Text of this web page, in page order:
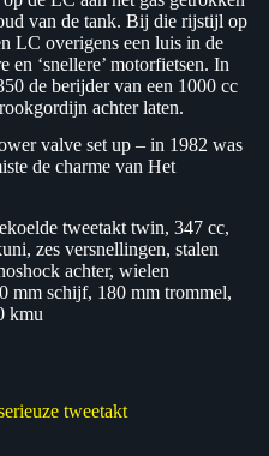
van de tank. Bij die rijstijl op
LC overigens een luis in de
en ‘snellere’ motorfietsen. In
de berijder van een 1000 cc
achter laten.
valve set up – in 1982 was
de charme van Het
tweetakt twin, 347 cc,
zes versnellingen, stalen
achter, wielen
mm schijf, 180 mm trommel,
kmu
tweetakt